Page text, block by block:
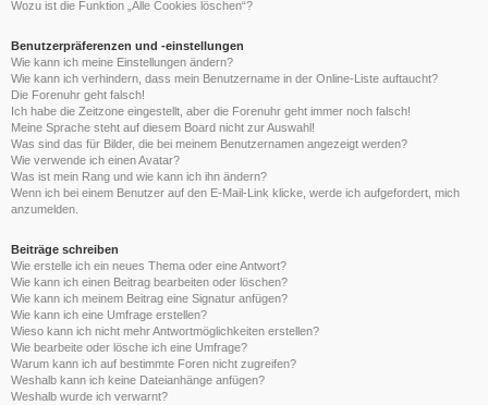
Wozu ist die Funktion „Alle Cookies löschen“?
Benutzerpräferenzen und -einstellungen
Wie kann ich meine Einstellungen ändern?
Wie kann ich verhindern, dass mein Benutzername in der Online-Liste auftaucht?
Die Forenuhr geht falsch!
Ich habe die Zeitzone eingestellt, aber die Forenuhr geht immer noch falsch!
Meine Sprache steht auf diesem Board nicht zur Auswahl!
Was sind das für Bilder, die bei meinem Benutzernamen angezeigt werden?
Wie verwende ich einen Avatar?
Was ist mein Rang und wie kann ich ihn ändern?
Wenn ich bei einem Benutzer auf den E-Mail-Link klicke, werde ich aufgefordert, mich
anzumelden.
Beiträge schreiben
Wie erstelle ich ein neues Thema oder eine Antwort?
Wie kann ich einen Beitrag bearbeiten oder löschen?
Wie kann ich meinem Beitrag eine Signatur anfügen?
Wie kann ich eine Umfrage erstellen?
Wieso kann ich nicht mehr Antwortmöglichkeiten erstellen?
Wie bearbeite oder lösche ich eine Umfrage?
Warum kann ich auf bestimmte Foren nicht zugreifen?
Weshalb kann ich keine Dateianhänge anfügen?
Weshalb wurde ich verwarnt?